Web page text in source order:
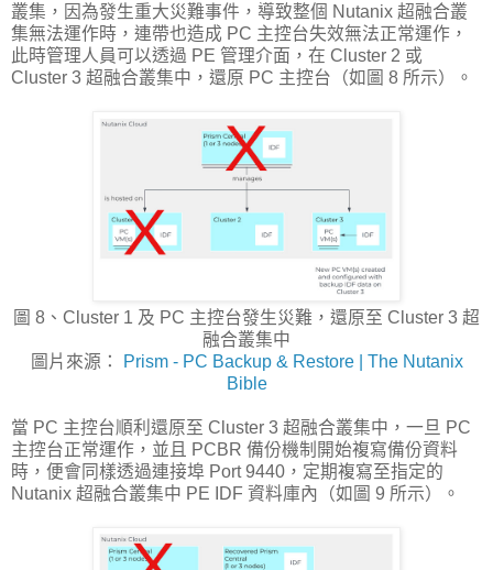
叢集，因為發生重大災難事件，導致整個 Nutanix 超融合叢
集無法運作時，連帶也造成 PC 主控台失效無法正常運作，
此時管理人員可以透過 PE 管理介面，在 Cluster 2 或
Cluster 3 超融合叢集中，還原 PC 主控台（如圖 8 所示）。
圖 8、Cluster 1 及 PC 主控台發生災難，還原至 Cluster 3 超
融合叢集中
圖片來源：
Prism - PC Backup & Restore | The Nutanix
Bible
當 PC 主控台順利還原至 Cluster 3 超融合叢集中，一旦 PC
主控台正常運作，並且 PCBR 備份機制開始複寫備份資料
時，便會同樣透過連接埠 Port 9440，定期複寫至指定的
Nutanix 超融合叢集中 PE IDF 資料庫內（如圖 9 所示）。